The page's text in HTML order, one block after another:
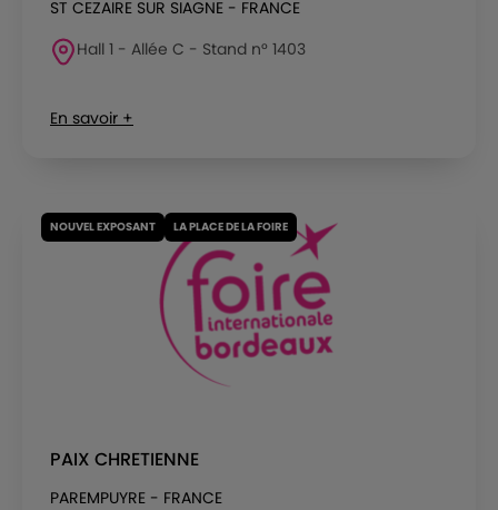
ST CEZAIRE SUR SIAGNE - FRANCE
Hall 1 - Allée C - Stand n° 1403
En savoir +
NOUVEL EXPOSANT LA PLACE DE LA FOIRE
PAIX CHRETIENNE
PAREMPUYRE - FRANCE